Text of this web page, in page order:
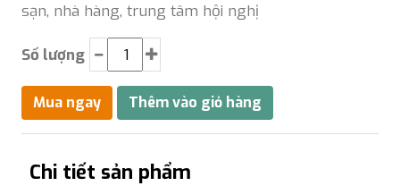
sạn, nhà hàng, trung tâm hội nghị
Số lượng
Chi tiết sản phẩm